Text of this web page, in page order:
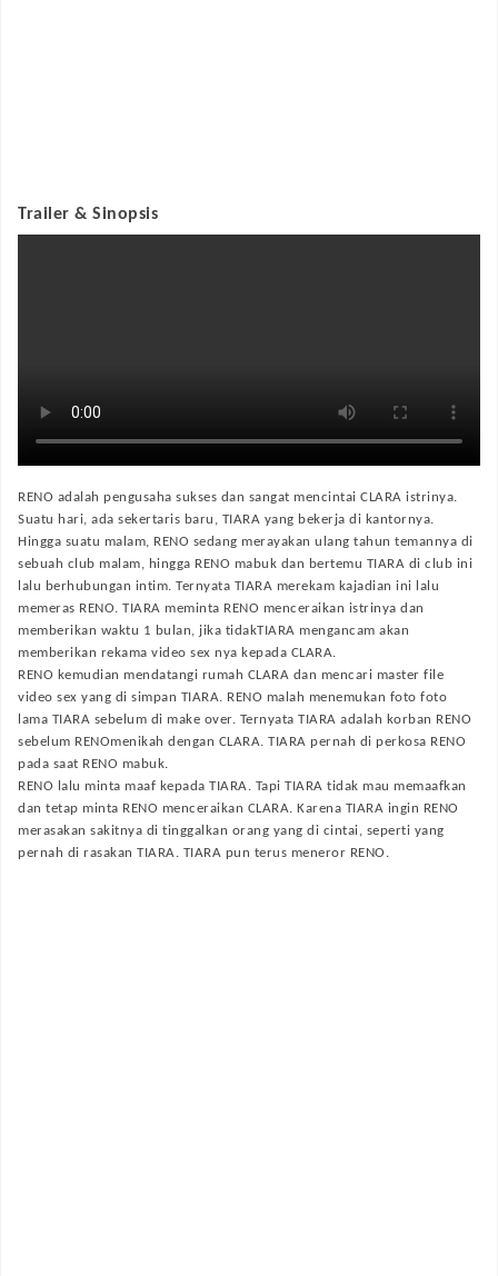
Trailer & Sinopsis
RENO adalah pengusaha sukses dan sangat mencintai CLARA istrinya.
Suatu hari, ada sekertaris baru, TIARA yang bekerja di kantornya.
Hingga suatu malam, RENO sedang merayakan ulang tahun temannya di
sebuah club malam, hingga RENO mabuk dan bertemu TIARA di club ini
lalu berhubungan intim. Ternyata TIARA merekam kajadian ini lalu
memeras RENO. TIARA meminta RENO menceraikan istrinya dan
memberikan waktu 1 bulan, jika tidakTIARA mengancam akan
memberikan rekama video sex nya kepada CLARA.
RENO kemudian mendatangi rumah CLARA dan mencari master file
video sex yang di simpan TIARA. RENO malah menemukan foto foto
lama TIARA sebelum di make over. Ternyata TIARA adalah korban RENO
sebelum RENOmenikah dengan CLARA. TIARA pernah di perkosa RENO
pada saat RENO mabuk.
RENO lalu minta maaf kepada TIARA. Tapi TIARA tidak mau memaafkan
dan tetap minta RENO menceraikan CLARA. Karena TIARA ingin RENO
merasakan sakitnya di tinggalkan orang yang di cintai, seperti yang
pernah di rasakan TIARA. TIARA pun terus meneror RENO.